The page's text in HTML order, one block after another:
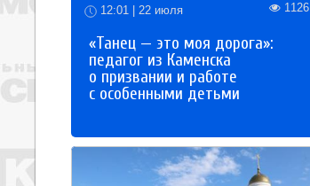
12:01 | 22 июля 1126
«Танец — это моя дорога»:
педагог из Каменска
о призвании и работе
с особенными детьми